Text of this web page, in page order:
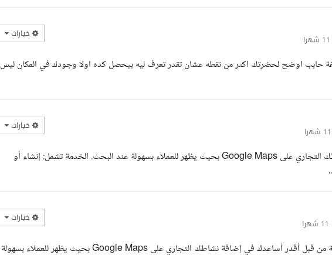
خيارات
حابب اوضح لحضرتك اكثر من نقطه عشان تقدر تعرف ليه بيحصل كده اولا وجودك في المكان ليس
خيارات
مرحبا، أنا ندى، أقدر أساعدك في إضافة نشاطك التجاري على Google Maps بحيث يظهر للعملاء بسهولة عند البحث. الخدمة تشمل: إنشاء أو
خيارات
مرحبا،محمد أنا الحسين،لقد قمت بهده الخدمة من قبل أقدر أساعدك في إضافة نشاطك التجاري على Google Maps بحيث يظهر للعملاء بسهولة